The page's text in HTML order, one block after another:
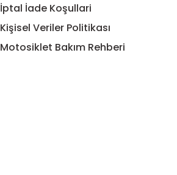
İptal İade Koşullari
Kişisel Veriler Politikası
Motosiklet Bakım Rehberi